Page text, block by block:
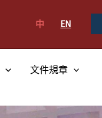
中 EN
文件規章